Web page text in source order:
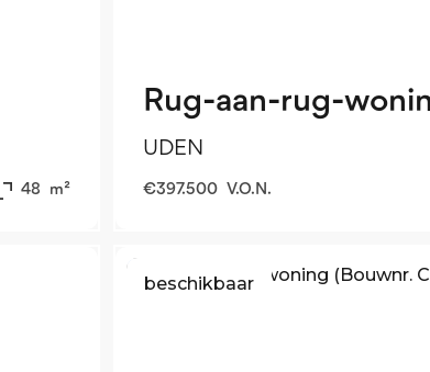
48 m²
Rug-aan-rug-
UDEN
€397.500 V.O.N.
beschikbaar